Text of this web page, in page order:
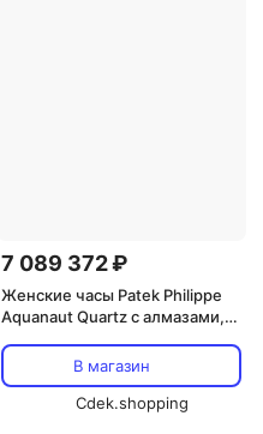
7 089 372 ₽
Женские часы Patek Philippe
Aquanaut Quartz с алмазами,
200A-001, серебро
В магазин
Cdek.shopping